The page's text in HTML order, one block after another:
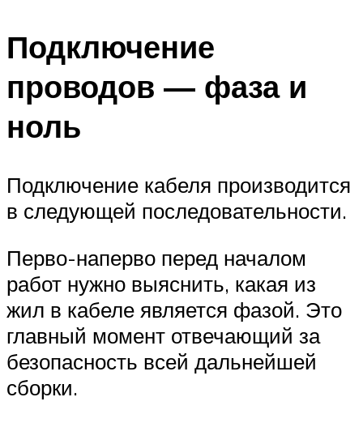
Подключение
проводов — фаза и
ноль
Подключение кабеля производится
в следующей последовательности.
Перво-наперво перед началом
работ нужно выяснить, какая из
жил в кабеле является фазой. Это
главный момент отвечающий за
безопасность всей дальнейшей
сборки.